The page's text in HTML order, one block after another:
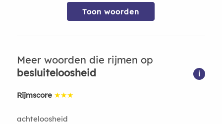
Toon woorden
Meer woorden die rijmen op
besluiteloosheid
i
Rijmscore ★★★
achteloosheid